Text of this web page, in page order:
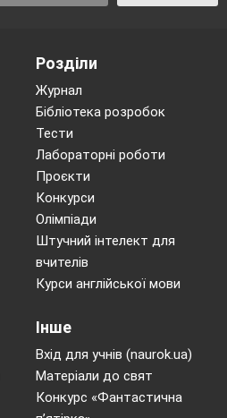
Розділи
Журнал
Бібліотека розробок
Тести
Лабораторні роботи
Проєкти
Конкурси
Олімпіади
Штучний інтелект для
вчителів
Курси англійської мови
Інше
Вхід для учнів (naurok.ua)
Матеріали до свят
Конкурс «Фантастична